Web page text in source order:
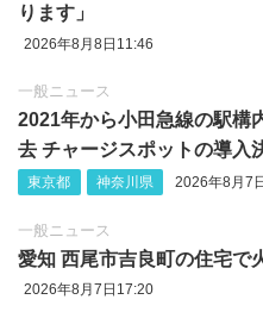
ります」
2026年8月8日11:46
一般ニュース
2021年から小田急線の駅構
去 チャージスポットの導入
東京都 神奈川県 2026年8月7
一般ニュース
愛知 西尾市吉良町の住宅で
2026年8月7日17:20